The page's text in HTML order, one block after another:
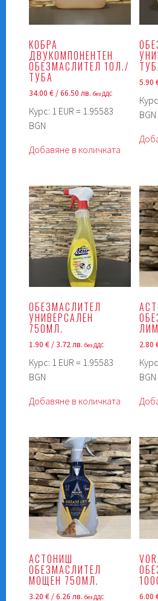
КОБРА
ДВУКОМПОНЕНТЕН
ОБЕЗМАСЛИТЕЛ 10Л./
ТУБА
34.00€/ 66.50 лв.без ДДС
Курс: 1 EUR = 1.95583
BGN
Добавяне в количката
5.90
BGN
ОБЕЗМАСЛИТЕЛ
УНИВЕРСАЛЕН
750МЛ.
1.90€/ 3.72 лв.без ДДС
Курс: 1 EUR = 1.95583
BGN
Добавяне в количката
2.80
BGN
АСТОНИШ
ОБЕЗМАСЛИТЕЛ
МОЩЕН 750МЛ.
3.20€/ 6.26 лв.без ДДС 6.00